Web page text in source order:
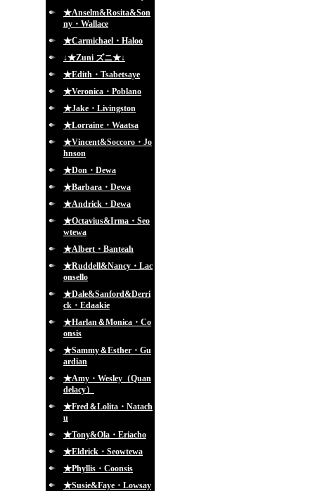
★Anselm&Rosita&Son
ny・Wallace
★Carmichael・Haloo
↓★Zuni ズニ★↓
★Edith・Tsabetsaye
★Veronica・Poblano
★Jake・Livingston
★Lorraine・Waatsa
★Vincent&Soccoro・Jo
hnson
★Don・Dewa
★Barbara・Dewa
★Andrick・Dewa
★Octavius&Irma・Seo
wtewa
★Albert・Banteah
★Ruddell&Nancy・Lac
onsello
★Dale&Sanford&Derri
ck・Edaakie
★Harlan＆Monica・Co
onsis
★Sammy＆Esther・Gu
ardian
★Amy・Wesley（Quan
delacy）
★Fred＆Lolita・Natach
u
★Tony&Ola・Eriacho
★Eldrick・Seowtewa
★Phyllis・Coonsis
★Susie&Faye・Lowsay